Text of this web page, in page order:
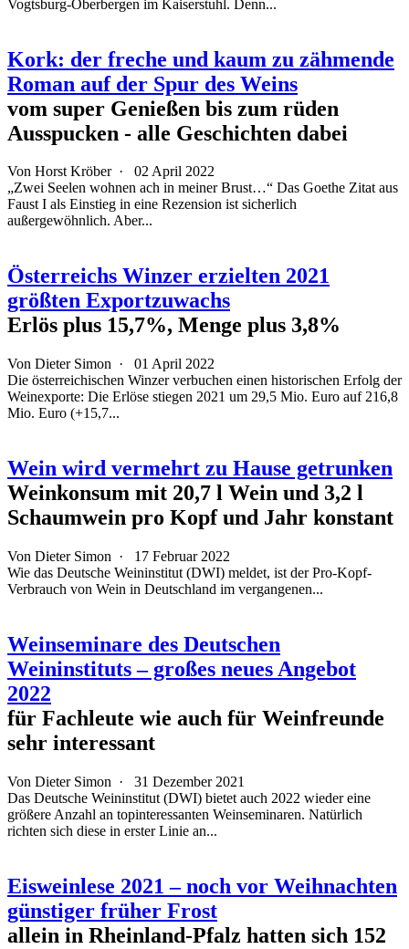
Vogtsburg-Oberbergen im Kaiserstuhl. Denn...
Kork: der freche und kaum zu zähmende
Roman auf der Spur des Weins
vom super Genießen bis zum rüden
Ausspucken - alle Geschichten dabei
Von Horst Kröber ·
02 April 2022
„Zwei Seelen wohnen ach in meiner Brust…“ Das Goethe Zitat aus
Faust I als Einstieg in eine Rezension ist sicherlich
außergewöhnlich. Aber...
Österreichs Winzer erzielten 2021
größten Exportzuwachs
Erlös plus 15,7%, Menge plus 3,8%
Von Dieter Simon · 01 April 2022
Die österreichischen Winzer verbuchen einen historischen Erfolg der
Weinexporte: Die Erlöse stiegen 2021 um 29,5 Mio. Euro auf 216,8
Mio. Euro (+15,7...
Wein wird vermehrt zu Hause getrunken
Weinkonsum mit 20,7 l Wein und 3,2 l
Schaumwein pro Kopf und Jahr konstant
Von Dieter Simon · 17 Februar 2022
Wie das Deutsche Weininstitut (DWI) meldet, ist der Pro-Kopf-
Verbrauch von Wein in Deutschland im vergangenen...
Weinseminare des Deutschen
Weininstituts – großes neues Angebot
2022
für Fachleute wie auch für Weinfreunde
sehr interessant
Von Dieter Simon · 31 Dezember 2021
Das Deutsche Weininstitut (DWI) bietet auch 2022 wieder eine
größere Anzahl an topinteressanten Weinseminaren. Natürlich
richten sich diese in erster Linie an...
Eisweinlese 2021 – noch vor Weihnachten
günstiger früher Frost
allein in Rheinland-Pfalz hatten sich 152